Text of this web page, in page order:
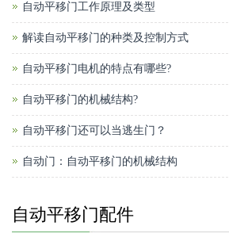
自动平移门工作原理及类型
解读自动平移门的种类及控制方式
自动平移门电机的特点有哪些?
自动平移门的机械结构?
自动平移门还可以当逃生门？
自动门：自动平移门的机械结构
自动平移门配件